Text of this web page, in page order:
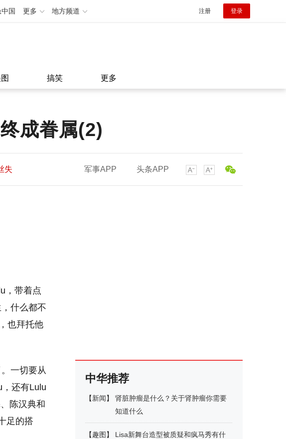
国 更多 地方频道 注册 登录
搞笑 更多
成眷属(2)
失
失
军事APP 头条APP
，带着点
什么都不
也拜托他
一切要从
还有Lulu
陈汉典和
足的搭
中华推荐
【新闻】
肾脏肿瘤是什么？关于肾肿瘤你需要
知道什么
【趣图 】
Lisa新舞台造型被质疑和疯马秀有什